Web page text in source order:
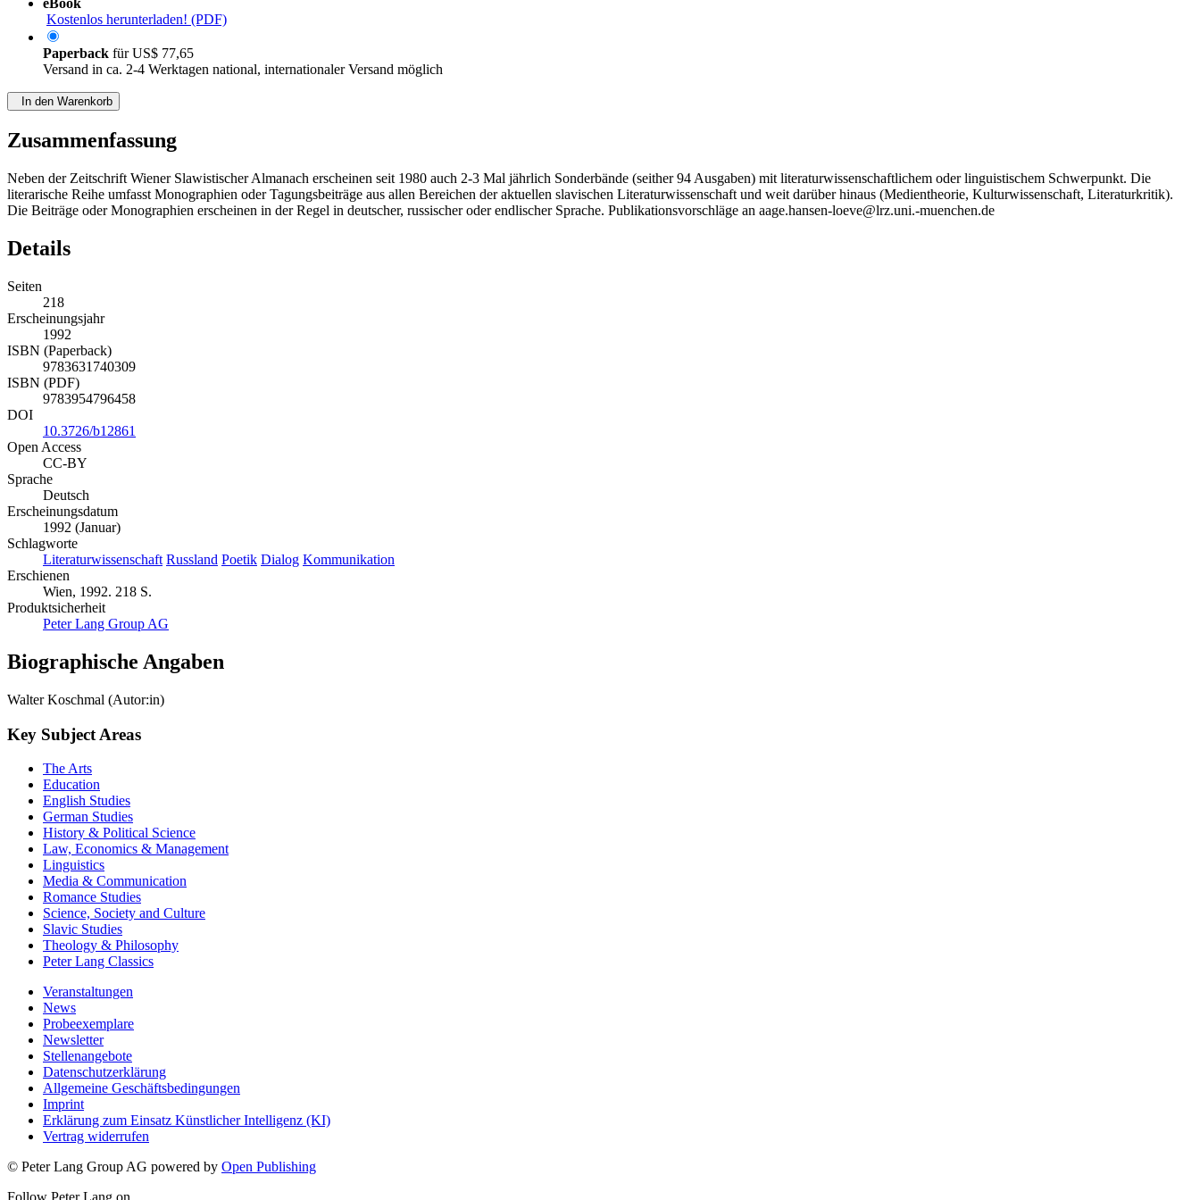
eBook
Kostenlos herunterladen! (PDF)
Paperback fürUS$ 77,65
Versand in ca. 2-4 Werktagen national, internationaler Versand möglich
In den Warenkorb
Zusammenfassung
Neben der Zeitschrift Wiener Slawistischer Almanach erscheinen seit 1980 auch 2-3 Mal jährlich Sonderbände (seither 94 Ausgaben) mit literaturwissenschaftlichem oder linguistischem Schwerpunkt. Die
literarische Reihe umfasst Monographien oder Tagungsbeiträge aus allen Bereichen der aktuellen slavischen Literaturwissenschaft und weit darüber hinaus (Medientheorie, Kulturwissenschaft, Literaturkritik).
Die Beiträge oder Monographien erscheinen in der Regel in deutscher, russischer oder endlischer Sprache. Publikationsvorschläge an aage.hansen-loeve@lrz.uni.-muenchen.de
Details
Seiten
218
Erscheinungsjahr
1992
ISBN (Paperback)
9783631740309
ISBN (PDF)
9783954796458
DOI
10.3726/b12861
Open Access
CC-BY
Sprache
Deutsch
Erscheinungsdatum
1992 (Januar)
Schlagworte
Literaturwissenschaft Russland Poetik Dialog Kommunikation
Erschienen
Wien, 1992. 218 S.
Produktsicherheit
Peter Lang Group AG
Biographische Angaben
Walter Koschmal (Autor:in)
Key Subject Areas
The Arts
Education
English Studies
German Studies
History & Political Science
Law, Economics & Management
Linguistics
Media & Communication
Romance Studies
Science, Society and Culture
Slavic Studies
Theology & Philosophy
Peter Lang Classics
Veranstaltungen
News
Probeexemplare
Newsletter
Stellenangebote
Datenschutzerklärung
Allgemeine Geschäftsbedingungen
Imprint
Erklärung zum Einsatz Künstlicher Intelligenz (KI)
Vertrag widerrufen
© Peter Lang Group AG powered by Open Publishing